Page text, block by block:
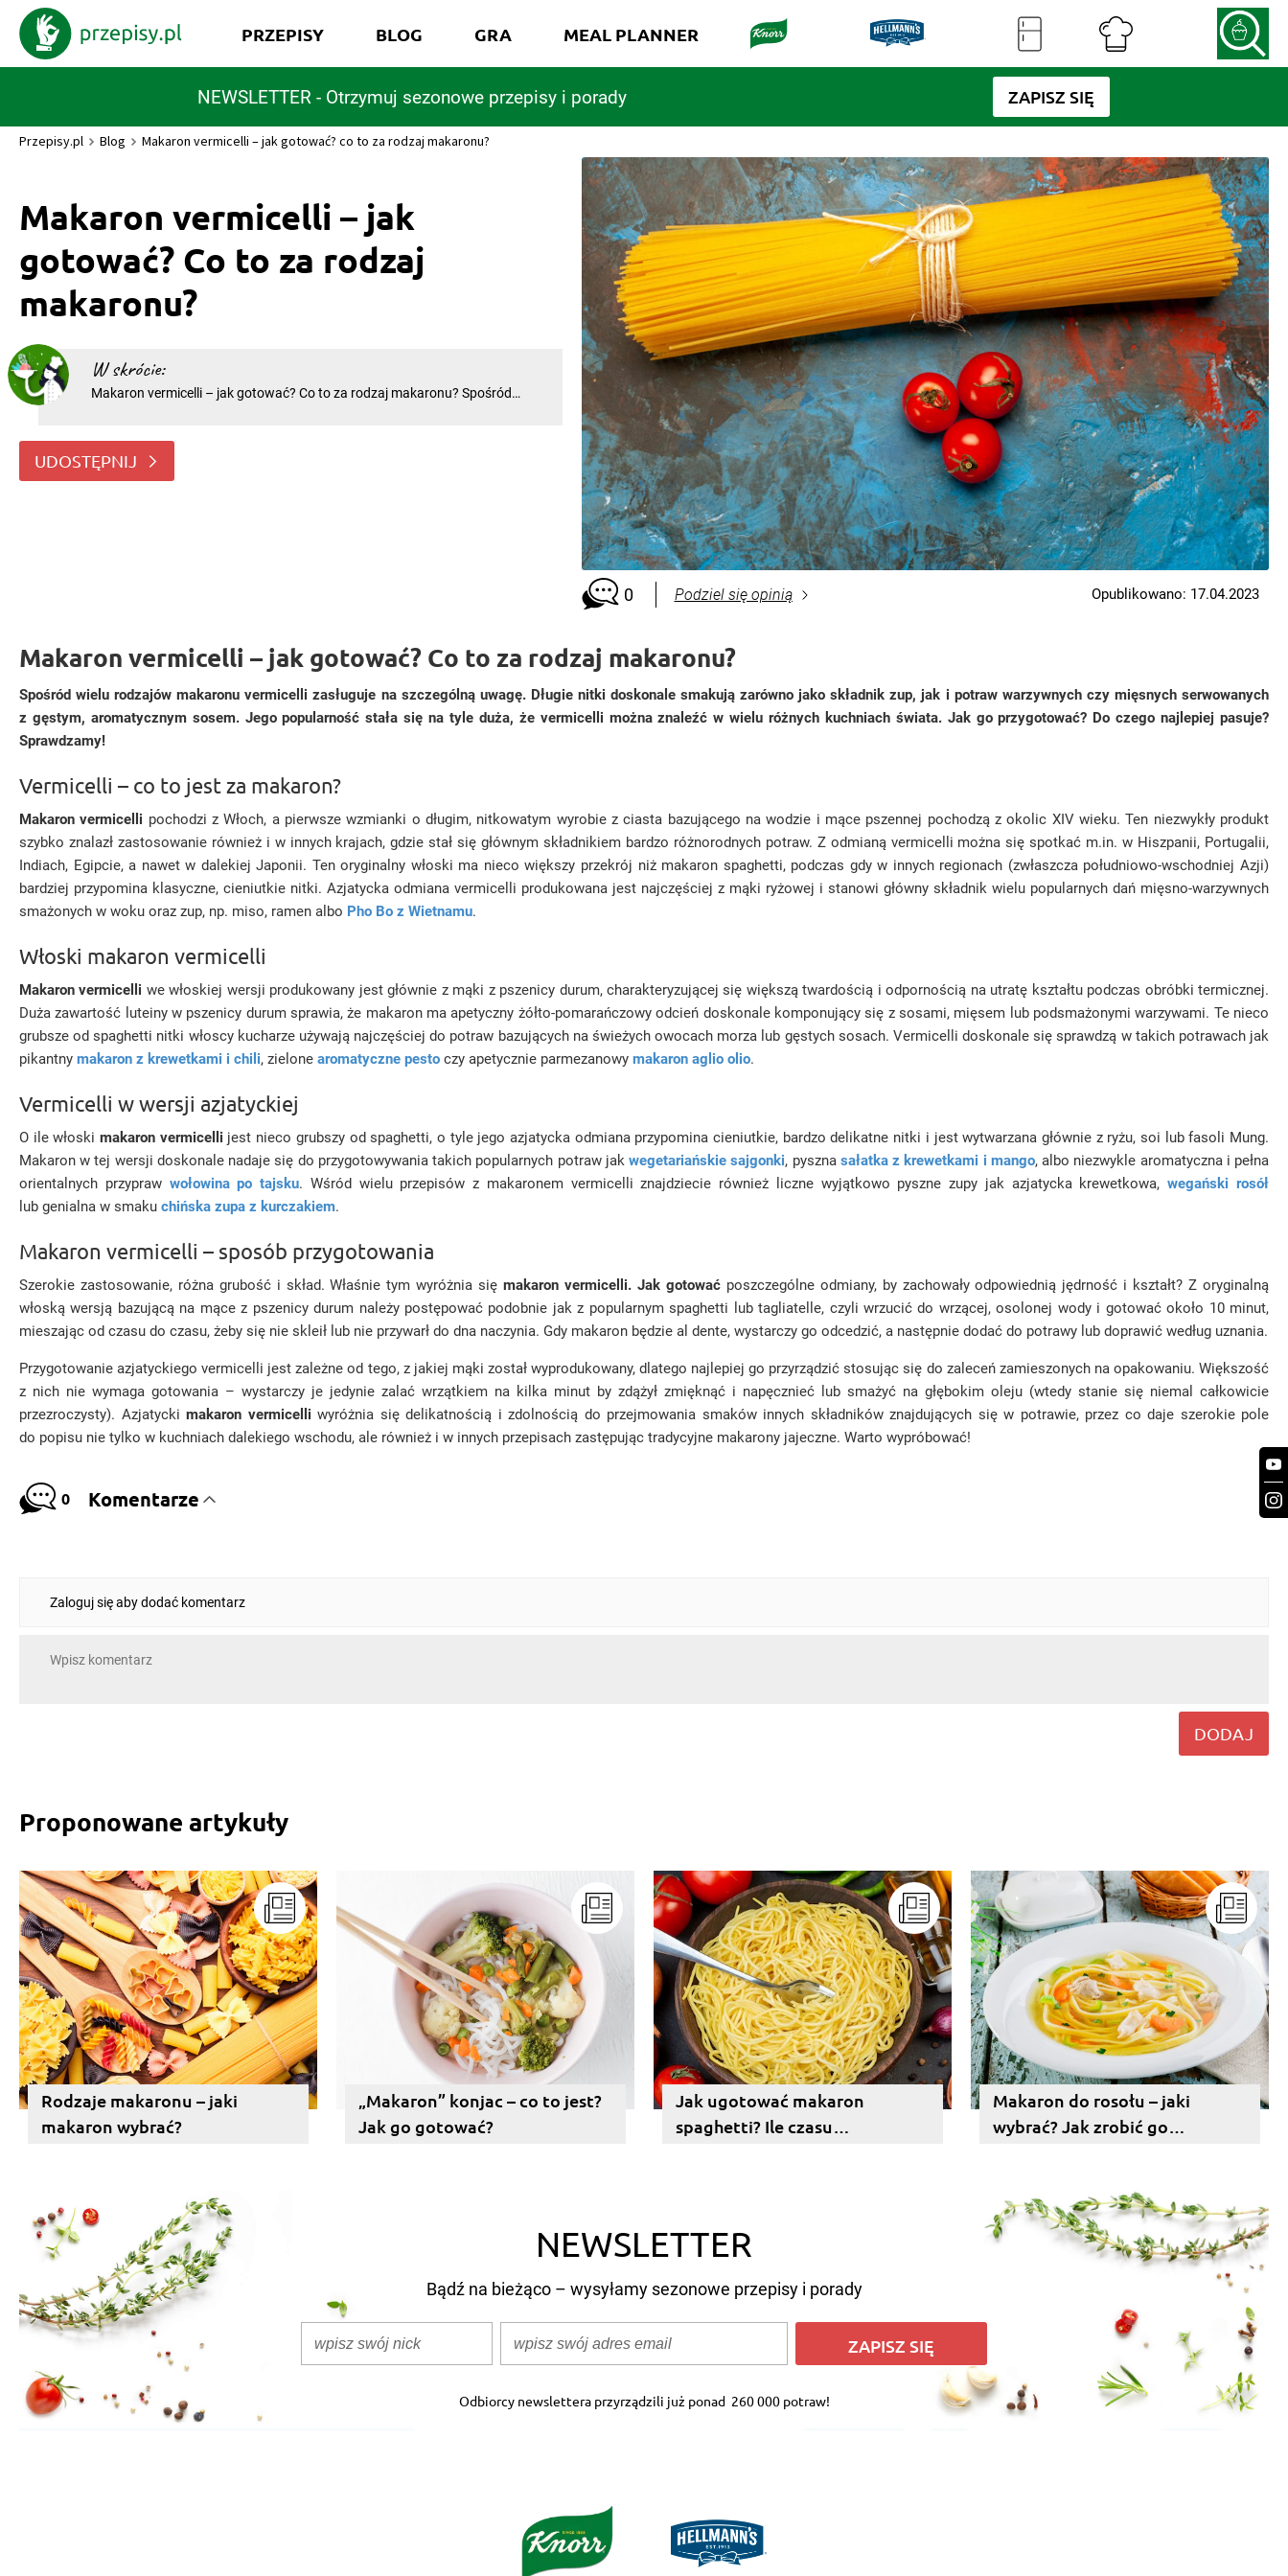
NEWSLETTER - Otrzymuj sezonowe przepisy i porady ZAPISZ SIĘ
PRZEPISY BLOG GRA MEAL PLANNER
Przepisy.pl Blog Makaron vermicelli – jak gotować? co to za rodzaj makaronu?
Makaron vermicelli – jak
gotować? Co to za rodzaj
makaronu?
W skrócie:
Makaron vermicelli – jak gotować? Co to za rodzaj makaronu? Spośród
warzywnych czy mięsnych serwowanych z gęstym, aro
UDOSTĘPNIJ
0 Podziel się opinią Opublikowano: 17.04.2023
Makaron vermicelli – jak gotować? Co to za rodzaj makaronu?
Spośród wielu rodzajów makaronu vermicelli zasługuje na szczególną uwagę. Długie nitki doskonale smakują zarówno jako składnik zup, jak i potraw warzywnych czy mięsnych serwowanych
z gęstym, aromatycznym sosem. Jego popularność stała się na tyle duża, że vermicelli można znaleźć w wielu różnych kuchniach świata. Jak go przygotować? Do czego najlepiej pasuje?
Sprawdzamy!
Vermicelli – co to jest za makaron?
Makaron vermicelli pochodzi z Włoch, a pierwsze wzmianki o długim, nitkowatym wyrobie z ciasta bazującego na wodzie i mące pszennej pochodzą z okolic XIV wieku. Ten niezwykły produkt
szybko znalazł zastosowanie również i w innych krajach, gdzie stał się głównym składnikiem bardzo różnorodnych potraw. Z odmianą vermicelli można się spotkać m.in. w Hiszpanii, Portugalii,
Indiach, Egipcie, a nawet w dalekiej Japonii. Ten oryginalny włoski ma nieco większy przekrój niż makaron spaghetti, podczas gdy w innych regionach (zwłaszcza południowo-wschodniej Azji)
bardziej przypomina klasyczne, cieniutkie nitki. Azjatycka odmiana vermicelli produkowana jest najczęściej z mąki ryżowej i stanowi główny składnik wielu popularnych dań mięsno-warzywnych
smażonych w woku oraz zup, np. miso, ramen albo Pho Bo z Wietnamu.
Włoski makaron vermicelli
Makaron vermicelli we włoskiej wersji produkowany jest głównie z mąki z pszenicy durum, charakteryzującej się większą twardością i odpornością na utratę kształtu podczas obróbki termicznej.
Duża zawartość luteiny w pszenicy durum sprawia, że makaron ma apetyczny żółto-pomarańczowy odcień doskonale komponujący się z sosami, mięsem lub podsmażonymi warzywami. Te nieco
grubsze od spaghetti nitki włoscy kucharze używają najczęściej do potraw bazujących na świeżych owocach morza lub gęstych sosach. Vermicelli doskonale się sprawdzą w takich potrawach jak
pikantny makaron z krewetkami i chili, zielone aromatyczne pesto czy apetycznie parmezanowy makaron aglio olio.
Vermicelli w wersji azjatyckiej
O ile włoskimakaron vermicelli jest nieco grubszy od spaghetti, o tyle jego azjatycka odmiana przypomina cieniutkie, bardzo delikatne nitki i jest wytwarzana głównie z ryżu, soi lub fasoli Mung.
Makaron w tej wersji doskonale nadaje się do przygotowywania takich popularnych potraw jakwegetariańskie sajgonki, pyszna sałatka z krewetkami i mango, albo niezwykle aromatyczna i pełna
orientalnych przypraw wołowina po tajsku. Wśród wielu przepisów z makaronem vermicelli znajdziecie również liczne wyjątkowo pyszne zupy jak azjatycka krewetkowa,wegański rosół
lub genialna w smaku chińska zupa z kurczakiem.
Makaron vermicelli – sposób przygotowania
Szerokie zastosowanie, różna grubość i skład. Właśnie tym wyróżnia sięmakaron vermicelli. Jak gotować poszczególne odmiany, by zachowały odpowiednią jędrność i kształt? Z oryginalną
włoską wersją bazującą na mące z pszenicy durum należy postępować podobnie jak z popularnym spaghetti lub tagliatelle, czyli wrzucić do wrzącej, osolonej wody i gotować około 10 minut,
mieszając od czasu do czasu, żeby się nie skleił lub nie przywarł do dna naczynia. Gdy makaron będzie al dente, wystarczy go odcedzić, a następnie dodać do potrawy lub doprawić według uznania.
Przygotowanie azjatyckiego vermicelli jest zależne od tego, z jakiej mąki został wyprodukowany, dlatego najlepiej go przyrządzić stosując się do zaleceń zamieszonych na opakowaniu. Większość
z nich nie wymaga gotowania – wystarczy je jedynie zalać wrzątkiem na kilka minut by zdążył zmięknąć i napęcznieć lub smażyć na głębokim oleju (wtedy stanie się niemal całkowicie
przezroczysty). Azjatycki makaron vermicelli wyróżnia się delikatnością i zdolnością do przejmowania smaków innych składników znajdujących się w potrawie, przez co daje szerokie pole
do popisu nie tylko w kuchniach dalekiego wschodu, ale również i w innych przepisach zastępując tradycyjne makarony jajeczne. Warto wypróbować!
0 Komentarze
Zaloguj się aby dodać komentarz
DODAJ
Proponowane artykuły
Rodzaje makaronu – jaki
makaron wybrać?
„Makaron” konjac – co to jest?
Jak go gotować?
Jak ugotować makaron
spaghetti? Ile czasu
Makaron do rosołu – jaki
wybrać? Jak zrobić go
NEWSLETTER
Bądź na bieżąco – wysyłamy sezonowe przepisy i porady
ZAPISZ SIĘ
Odbiorcy newslettera przyrządzili już ponad 260 000 potraw!